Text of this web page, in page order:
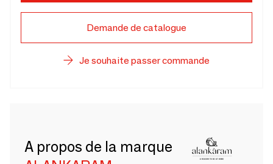
Demande de catalogue
Je souhaite passer commande
A propos de la marque